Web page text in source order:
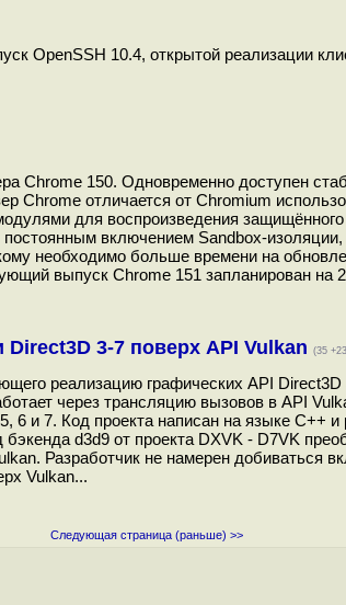
OpenSSH 10.4, открытой реализации
Chrome 150. Одновременно доступен
Chrome отличается от Chromium
для воспроизведения
включением Sandbox-
необходимо больше времени на
выпуск Chrome 151 запланирован на
3-7 поверх API Vulkan (35
реализацию графических API
через трансляцию вызовов в API
6 и 7. Код проекта написан на языке C++
d3d9 от проекта DXVK - D7VK
Разработчик не намерен добиваться
Vulkan...
Следующая страница (раньше) >>